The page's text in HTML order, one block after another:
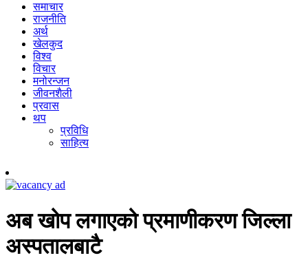
समाचार
राजनीति
अर्थ
खेलकुद
विश्व
विचार
मनोरन्जन
जीवनशैली
प्रवास
थप
प्रविधि
साहित्य
अब खोप लगाएको प्रमाणीकरण जिल्ला
अस्पतालबाटै